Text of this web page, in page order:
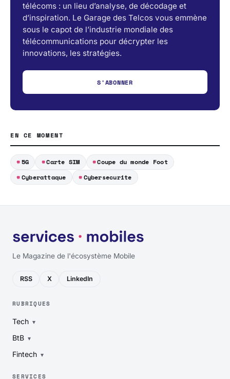
télécoms : un lieu d’analyse, de décodage et
d’inspiration. Le Garage des Telcos vous emmène
sous le capot de l’industrie mondiale des
télécommunications pour décrypter les
innovations, les stratégies.
S'ABONNER
EN CE MOMENT
5G Carte SIM
Coupe du monde Foot
Cyberattaque
Cybersecurite
Le Magazine de l'écosystème Mobile
RSS X LinkedIn
RUBRIQUES
Tech
BtB
Fintech
SERVICES